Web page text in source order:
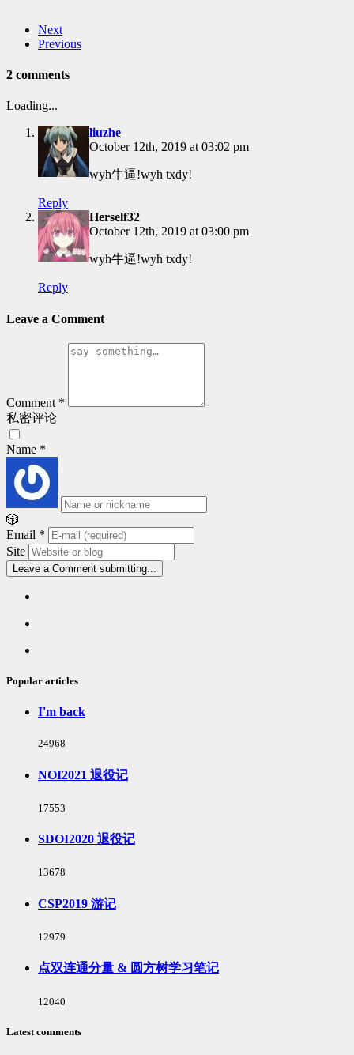
Next
Previous
2 comments
Loading...
liuzhe
October 12th, 2019 at 03:02 pm
wyh牛逼!wyh txdy!
Reply
Herself32
October 12th, 2019 at 03:00 pm
wyh牛逼!wyh txdy!
Reply
Leave a Comment
Comment *
私密评论
Name *
🎲
Email *
Site
Leave a Comment submitting...
Popular articles
I'm back
浏
次
数:
24968
NOI2021 退役记
浏
次
17553
SDOI2020 退役记
浏
次
数:
13678
CSP2019 游记
浏
次
数:
12979
点双连通分量 & 圆方树学习笔记
浏
次
12040
Latest comments